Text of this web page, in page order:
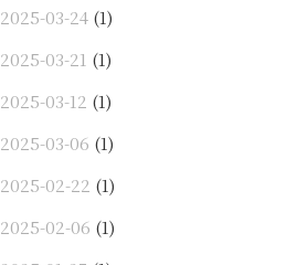
2025-03-24 (1)
2025-03-21 (1)
2025-03-12 (1)
2025-03-06 (1)
2025-02-22 (1)
2025-02-06 (1)